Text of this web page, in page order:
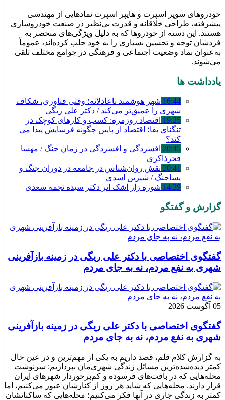
خودروهای سوپر اسپرت و هایپر اسپرت نمادهایی از مهندسی
پیشرفته، طراحی خلاقانه و قدرت بی‌نظیر در صنعت خودروسازی
هستند. این دسته از خودروها که به دلیل ویژگی‌های منحصر به
فردشان توجه و تحسین بسیاری را به خود جلب کرده‌اند، عموماً
به‌عنوان نماد وضعیت اجتماعی و فرهنگی در جوامع مختلف تلقی
می‌شوند.
یادداشت ها
16:44 شهر هوشمند ناعادلانه؛ وقتی فناوری، شکاف
شهری را عمیق‌تر می‌کند / دکتر علی ریگی
19:25 اقتصاد روزمره: کسب‌ و کارهای کوچک در
تنگنای بقا؛ اقتصاد از پایین چگونه فرسایش پیدا می
کند؟
20:45 افسردگی و افسردگی در زمان جنگ / مهسا
فخرذاکری
20:41 نقش روان‌شناس در جامعه در دوران جنگ و
پساجنگ / شیرین اسدی
14:39 شوره زار اشک اثر دکتر سیده نجمه سعدی
گزارش و گفتگو
گفتگوی اختصاصی با دکتر علی ریگی در زمینه بازآفرینی
شهری به نفع مردم، نه به جای مردم
05 آگوست 2026
گفتگوی اختصاصی با دکتر علی ریگی در زمینه بازآفرینی
شهری به نفع مردم، نه به جای مردم
به گزارش کلام قلم، قصد داریم به یکی از مهم‌ترین و در عین حال
کمتر دیده‌شده‌ترین مسائل زندگی شهری‌مان بپردازیم: سرنوشت
محله‌هایی که در بافت‌های فرسوده و کم‌برخوردار شهرهای ایران
قرار دارند. محله‌هایی که شاید هر روز از کنارشان عبور می‌کنیم، اما
کمتر به زندگی جاری در آنها فکر می‌کنیم؛ محله‌هایی که ساکنانشان